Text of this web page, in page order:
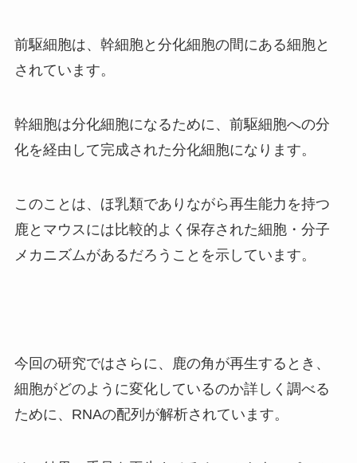
前駆細胞は、幹細胞と分化細胞の間にある細胞と
されています。
幹細胞は分化細胞になるために、前駆細胞への分
化を経由して完成された分化細胞になります。
このことは、ほ乳類でありながら再生能力を持つ
鹿とマウスには比較的よく保存された細胞・分子
メカニズムがあるだろうことを示しています。
今回の研究ではさらに、鹿の角が再生するとき、
細胞がどのように変化しているのか詳しく調べる
ために、RNAの配列が解析されています。